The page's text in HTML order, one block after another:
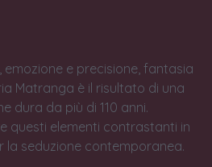
emozione e precisione, fantasia
Matranga è il risultato di una
dura da più di 110 anni.
questi elementi contrastanti in
la seduzione contemporanea.